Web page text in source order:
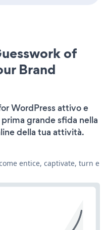
of
Brand
WordPress attivo e
grande sfida nella
della tua attività.
entice, captivate, turn e